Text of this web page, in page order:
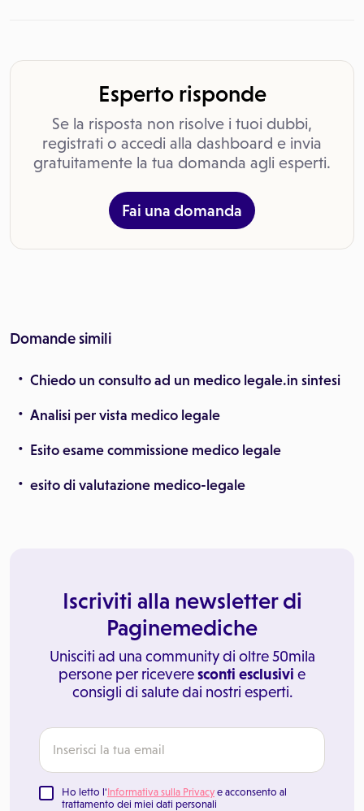
Esperto risponde
Se la risposta non risolve i tuoi dubbi,
registrati o accedi alla dashboard e invia
gratuitamente la tua domanda agli esperti.
Fai una domanda
Domande simili
Chiedo un consulto ad un medico legale.in sintesi
Analisi per vista medico legale
Esito esame commissione medico legale
esito di valutazione medico-legale
Iscriviti alla newsletter di
Paginemediche
Unisciti ad una community di oltre 50mila
persone per riceveresconti esclusivi e
consigli di salute dai nostri esperti.
Ho letto l'Informativa sulla Privacy e acconsento al
trattamento dei miei dati personali